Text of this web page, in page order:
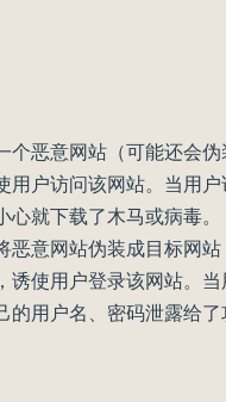
个恶意网站（可能还会伪
用户访问该网站。当用户
心就下载了木马或病毒。
恶意网站伪装成目标网站
诱使用户登录该网站。
的用户名、密码泄露给了